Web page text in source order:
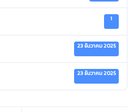
1
23 ธันวาคม 2025
23 ธันวาคม 2025